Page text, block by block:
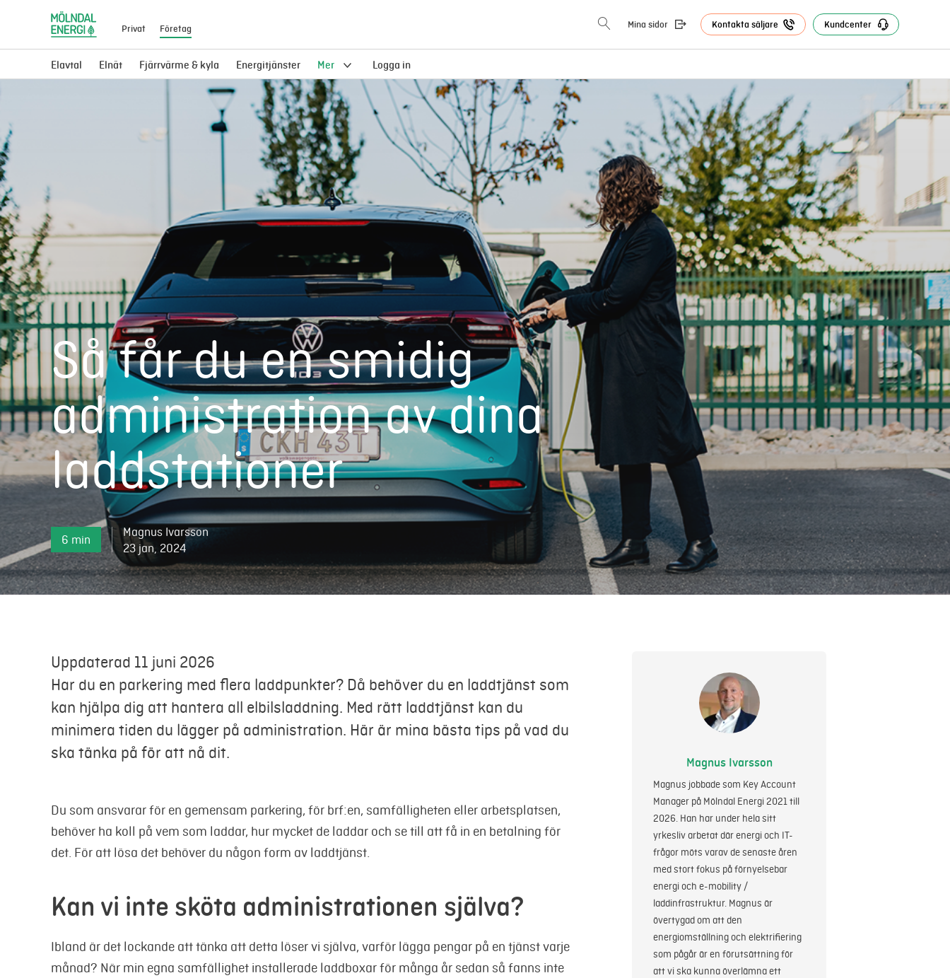
Privat Företag Mina sidor Kontakta säljare Kundcenter
Elavtal Elnät Fjärrvärme & kyla Energitjänster Mer Logga in
Så får du en smidig
administration av dina
laddstationer
6 min
Magnus Ivarsson
23 jan, 2024
Uppdaterad 11 juni 2026
Har du en parkering med flera laddpunkter? Då behöver du en laddtjänst som
kan hjälpa dig att hantera all elbilsladdning. Med rätt laddtjänst kan du
minimera tiden du lägger på administration. Här är mina bästa tips på vad du
ska tänka på för att nå dit.
Du som ansvarar för en gemensam parkering, för brf:en, samfälligheten eller arbetsplatsen,
behöver ha koll på vem som laddar, hur mycket de laddar och se till att få in en betalning för
det. För att lösa det behöver du någon form av laddtjänst.
Kan vi inte sköta administrationen själva?
Ibland är det lockande att tänka att detta löser vi själva, varför lägga pengar på en tjänst varje
månad? När min egna samfällighet installerade laddboxar för många år sedan så fanns inte
Magnus Ivarsson
Magnus jobbade som Key Account
Manager på Mölndal Energi 2021 till
2026. Han har under hela sitt
yrkesliv arbetat där energi och IT-
frågor möts varav de senaste åren
med stort fokus på förnyelsebar
energi och e-mobility /
laddinfrastruktur. Magnus är
övertygad om att den
energiomställning och elektrifiering
som pågår är en förutsättning för
att vi ska kunna överlämna ett